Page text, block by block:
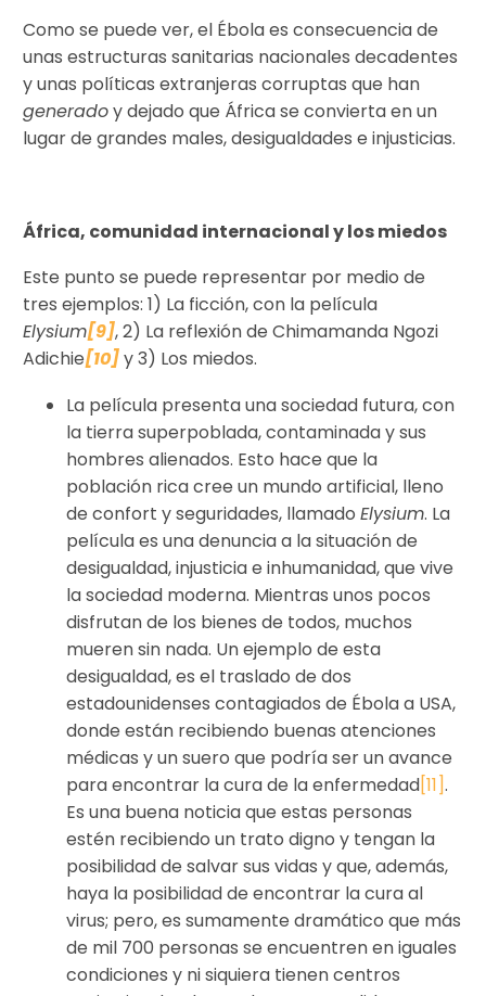
Como se puede ver, el Ébola es consecuencia de
unas estructuras sanitarias nacionales decadentes
y unas políticas extranjeras corruptas que han
generadoy dejado que África se convierta en un
lugar de grandes males, desigualdades e injusticias.
África, comunidad internacional y los miedos
Este punto se puede representar por medio de
tres ejemplos: 1) La ficción, con la película
Elysium[9], 2) La reflexión de Chimamanda Ngozi
Adichie[10]y 3) Los miedos.
La película presenta una sociedad futura, con
la tierra superpoblada, contaminada y sus
hombres alienados. Esto hace que la
población rica cree un mundo artificial, lleno
de confort y seguridades, llamado Elysium. La
película es una denuncia a la situación de
desigualdad, injusticia e inhumanidad, que vive
la sociedad moderna. Mientras unos pocos
disfrutan de los bienes de todos, muchos
mueren sin nada. Un ejemplo de esta
desigualdad, es el traslado de dos
estadounidenses contagiados de Ébola a USA,
donde están recibiendo buenas atenciones
médicas y un suero que podría ser un avance
para encontrar la cura de la enfermedad[11].
Es una buena noticia que estas personas
estén recibiendo un trato digno y tengan la
posibilidad de salvar sus vidas y que, además,
haya la posibilidad de encontrar la cura al
virus; pero, es sumamente dramático que más
de mil 700 personas se encuentren en iguales
condiciones y ni siquiera tienen centros